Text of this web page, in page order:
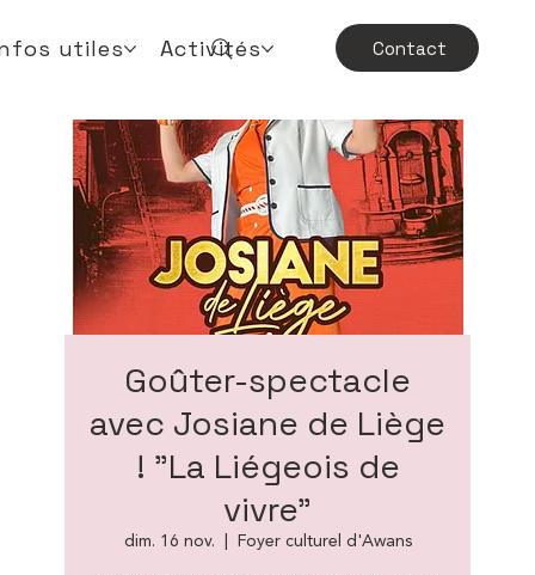
utiles Activités Contact
Goûter-spectacle
avec Josiane de Liège
! "La Liégeois de
vivre"
dim. 16 nov. Foyer culturel d'Awans